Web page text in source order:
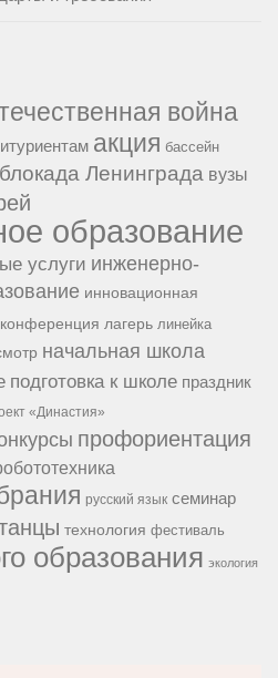
война
акция бассейн
блокада Ленинграда вузы
образование
услуги инженерно-
инновационная
конференция лагерь линейка
начальная школа
подготовка к школе праздник
«Династия»
профориентация
русский язык семинар
технология фестиваль
образования экология